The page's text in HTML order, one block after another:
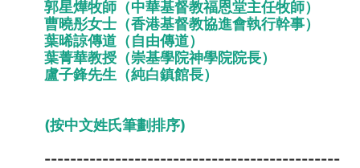
郭星燁牧師（中華基督教福恩堂主任牧師）
曹曉彤女士（香港基督教協進會執行幹事）
葉晞諒傳道（自由傳道）
葉菁華教授（崇基學院神學院院長）
盧子鋒先生（純白鎮館長）
(按中文姓氏筆劃排序)
----------------------------------------------